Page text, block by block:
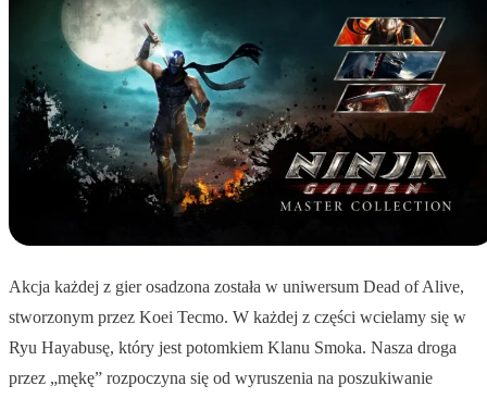
Akcja każdej z gier osadzona została w uniwersum Dead of Alive,
stworzonym przez Koei Tecmo. W każdej z części wcielamy się w
Ryu Hayabusę, który jest potomkiem Klanu Smoka. Nasza droga
przez „mękę” rozpoczyna się od wyruszenia na poszukiwanie